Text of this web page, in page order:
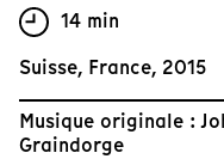
14 min
Suisse, France, 2015
Musique originale :
Graindorge